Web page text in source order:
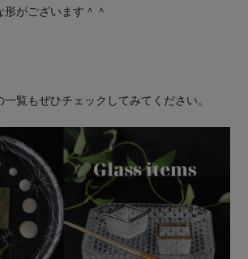
がございます＾＾
一覧もぜひチェックしてみてください。